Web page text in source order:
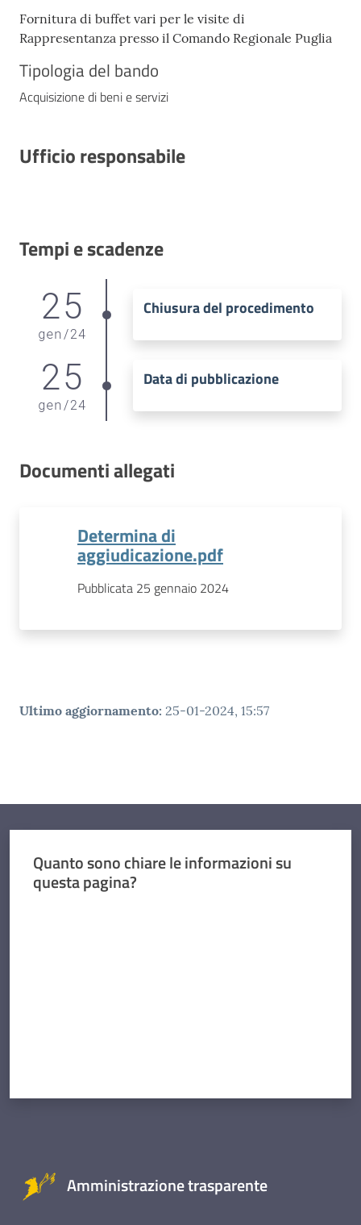
Fornitura di buffet vari per le visite di
Rappresentanza presso il Comando Regionale Puglia
Tipologia del bando
Acquisizione di beni e servizi
Ufficio responsabile
Tempi e scadenze
25
gen/24
Chiusura del procedimento
25
gen/24
Data di pubblicazione
Documenti allegati
Determina di
aggiudicazione.pdf
Pubblicata 25 gennaio 2024
Ultimo aggiornamento: 25-01-2024, 15:57
Quanto sono chiare le informazioni su
questa pagina?
Amministrazione trasparente